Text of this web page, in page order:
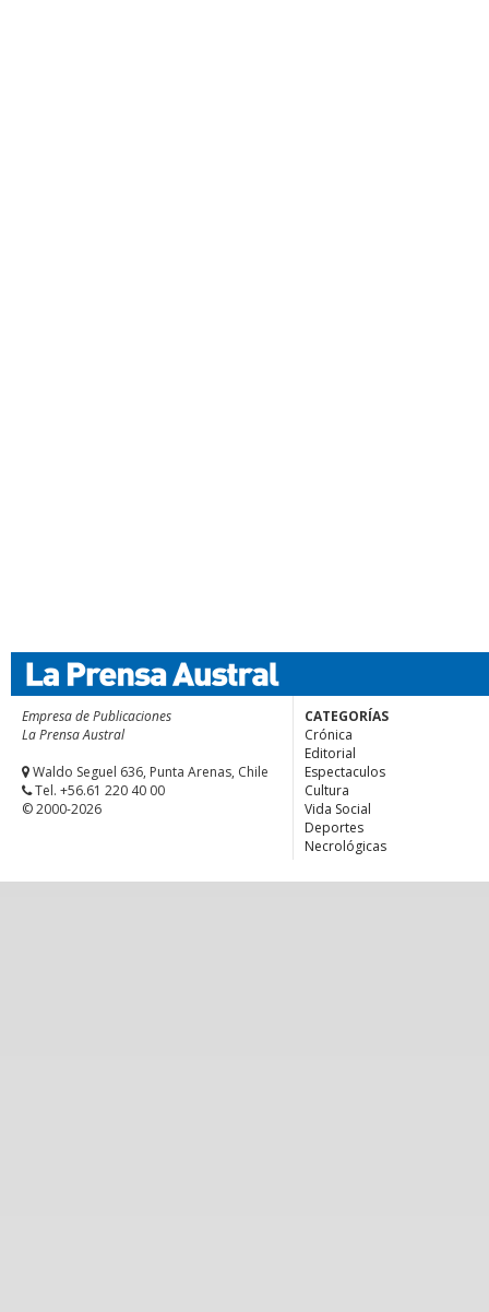
Empresa de Publicaciones
La Prensa Austral
Waldo Seguel 636, Punta Arenas, Chile
Tel. +56.61 220 40 00
© 2000-2026
CATEGORÍAS
Crónica
Editorial
Espectaculos
Cultura
Vida Social
Deportes
Necrológicas